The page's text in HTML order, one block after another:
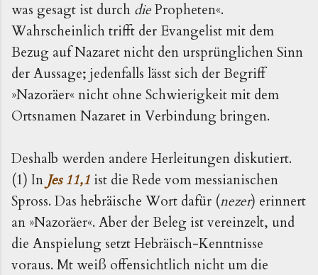
was gesagt ist durch diePropheten«.
Wahrscheinlich trifft der Evangelist mit dem
Bezug auf Nazaret nicht den ursprünglichen Sinn
der Aussage; jedenfalls lässt sich der Begriff
»Nazoräer« nicht ohne Schwierigkeit mit dem
Ortsnamen Nazaret in Verbindung bringen.
Deshalb werden andere Herleitungen diskutiert.
(1) In Jes 11,1 ist die Rede vom messianischen
Spross. Das hebräische Wort dafür (nezer) erinnert
an »Nazoräer«. Aber der Beleg ist vereinzelt, und
die Anspielung setzt Hebräisch-Kenntnisse
voraus. Mt weiß offensichtlich nicht um die